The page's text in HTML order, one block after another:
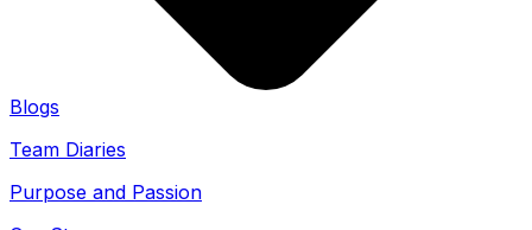
Blogs
Team Diaries
Purpose and Passion